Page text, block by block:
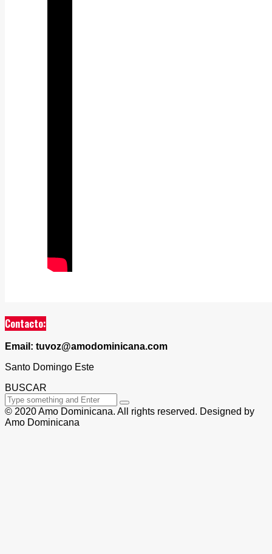
Contacto:
Email: tuvoz@amodominicana.com
Santo Domingo Este
BUSCAR
© 2020 Amo Dominicana. All rights reserved. Designed by
Amo Dominicana